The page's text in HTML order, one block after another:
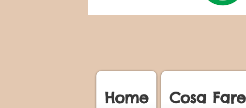
Home Cosa Fare